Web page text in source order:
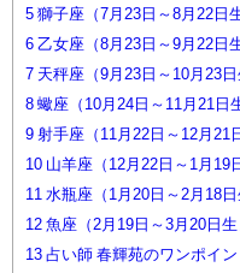
5 獅子座（7月23日～8月22日
6 乙女座（8月23日～9月22日
7 天秤座（9月23日～10月23日
8 蠍座（10月24日～11月21日
9 射手座（11月22日～12月21
10 山羊座（12月22日～1月19
11 水瓶座（1月20日～2月18日
12 魚座（2月19日～3月20日生
13 占い師 春輝苑のワンポイ